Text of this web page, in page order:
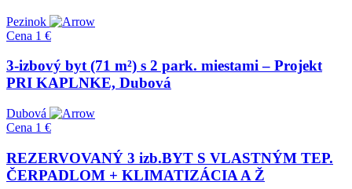
Pezinok
Cena 1 €
3-izbový byt (71 m²) s 2 park. miestami – Projekt
PRI KAPLNKE, Dubová
Dubová
Cena 1 €
REZERVOVANÝ 3 izb.BYT S VLASTNÝM TEP.
ČERPADLOM + KLIMATIZÁCIA A Ž